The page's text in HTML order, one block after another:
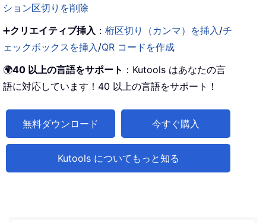
ション区切りを削除
➕クリエイティブ挿入 ： 桁区切り（カンマ）を挿入/チ
ェックボックスを挿入/QR コードを作成
🌍40 以上の言語をサポート ：Kutools はあなたの言
語に対応しています！40 以上の言語をサポート！
無料ダウンロード 今すぐ購入
Kutools についてもっと知る